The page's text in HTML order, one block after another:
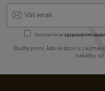
Souhlasím se zpracováním
Buďte první, kdo se dozví o
nabídky až